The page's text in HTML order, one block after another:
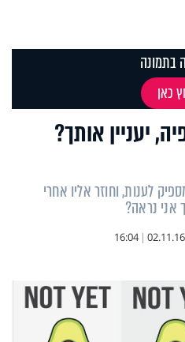
יעניין אותך?
לענות, וחוזר אליו אחרי
02.11.16
|
16:04
בתמונה
כאן